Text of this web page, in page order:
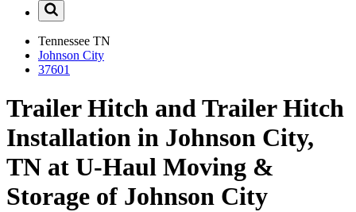
Tennessee TN
Johnson City
37601
Trailer Hitch and Trailer Hitch
Installation in Johnson City,
TN at U-Haul Moving &
Storage of Johnson City